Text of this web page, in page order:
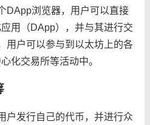
DApp浏览器，用户可以直接
用（DApp），并与其进行交
用户可以参与到以太坊上的各
化交易所等活动中。
户发行自己的代币，并进行众